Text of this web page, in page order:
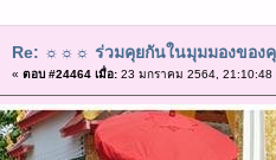
Re: ☼☼☼ ร่วมคุยกันในมุมมองของ
« ตอบ #24464 เมื่อ:23 มกราคม 2564, 21:10:48